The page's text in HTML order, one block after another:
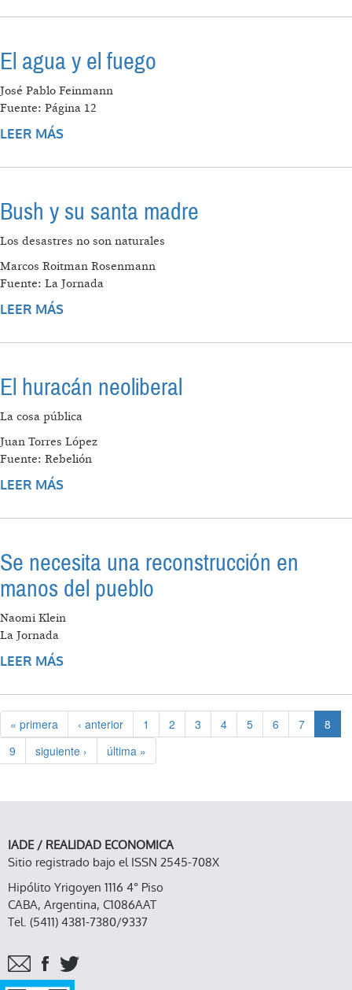
El agua y el fuego
José Pablo Feinmann
Fuente: Página 12
LEER MÁS
Bush y su santa madre
Los desastres no son naturales
Marcos Roitman Rosenmann
Fuente: La Jornada
LEER MÁS
El huracán neoliberal
La cosa pública
Juan Torres López
Fuente: Rebelión
LEER MÁS
Se necesita una reconstrucción en
manos del pueblo
Naomi Klein
La Jornada
LEER MÁS
« primera ‹ anterior 1 2 3 4 5 6 7
8
9
siguiente › última »
IADE / REALIDAD ECONOMICA
Sitio registrado bajo el ISSN 2545-708X
Hipólito Yrigoyen 1116 4° Piso
CABA, Argentina, C1086AAT
Tel. (5411) 4381-7380/9337